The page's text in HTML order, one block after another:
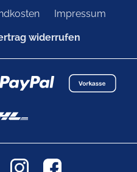
Impressum
widerrufen